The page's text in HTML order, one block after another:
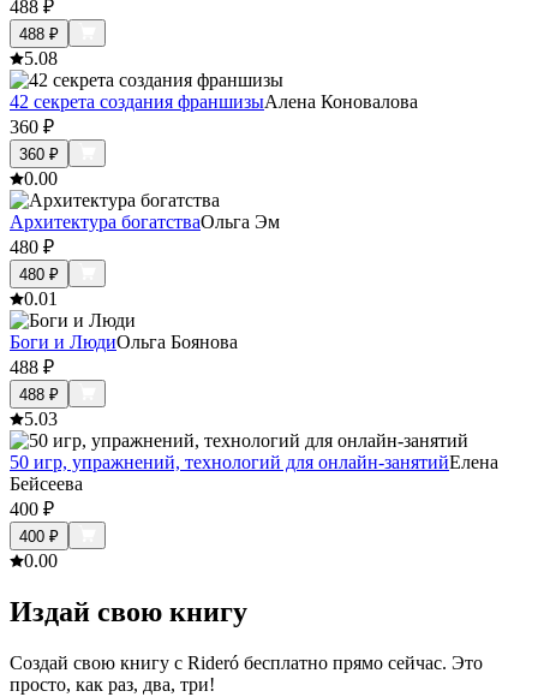
488 ₽
488 ₽
5.08
42 секрета создания франшизыАлена Коновалова
360 ₽
360 ₽
0.00
Архитектура богатстваОльга Эм
480 ₽
480 ₽
0.01
Боги и ЛюдиОльга Боянова
488 ₽
488 ₽
5.03
50 игр, упражнений, технологий для онлайн-занятийЕлена
Бейсеева
400 ₽
400 ₽
0.00
Издай свою книгу
Создай свою книгу с Rideró бесплатно прямо сейчас. Это
просто, как раз, два, три!